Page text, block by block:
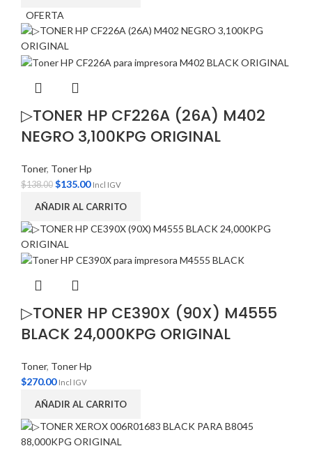
OFERTA
▷TONER HP CF226A (26A) M402
NEGRO 3,100KPG ORIGINAL
Toner, Toner Hp
$138.00 $135.00 Incl IGV
AÑADIR AL CARRITO
▷TONER HP CE390X (90X) M4555
BLACK 24,000KPG ORIGINAL
Toner, Toner Hp
$270.00 Incl IGV
AÑADIR AL CARRITO